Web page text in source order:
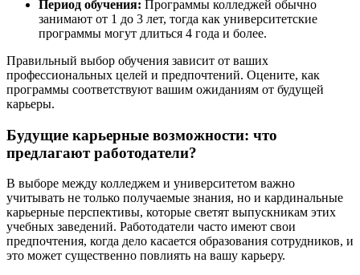
Период обучения: Программы колледжей обычно
занимают от 1 до 3 лет, тогда как университетские
программы могут длиться 4 года и более.
Правильный выбор обучения зависит от ваших
профессиональных целей и предпочтений. Оцените, как
программы соответствуют вашим ожиданиям от будущей
карьеры.
Будущие карьерные возможности: что
предлагают работодатели?
В выборе между колледжем и университетом важно
учитывать не только получаемые знания, но и кардинальные
карьерные перспективы, которые светят выпускникам этих
учебных заведений. Работодатели часто имеют свои
предпочтения, когда дело касается образования сотрудников, и
это может существенно повлиять на вашу карьеру.